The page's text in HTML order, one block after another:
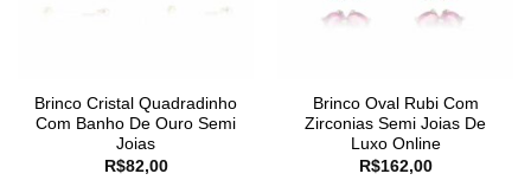
Brinco Cristal Quadradinho
Com Banho De Ouro Semi
Joias
R$82,00
Brinco Oval Rubi Com
Zirconias Semi Joias De
Luxo Online
R$162,00